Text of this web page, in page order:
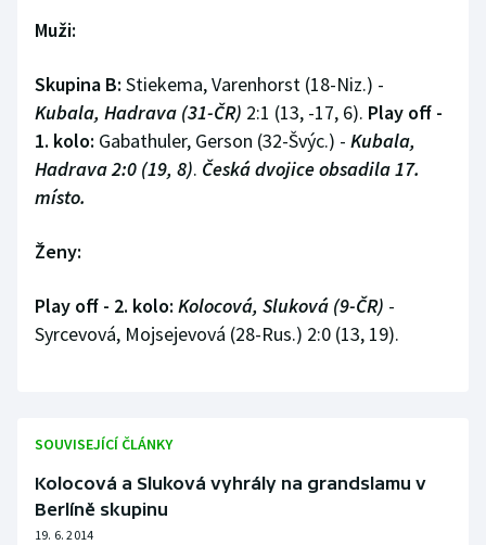
Olympijské hry
Parasport
Plážový volejbal
Ragby
Short track
Sportovní střelba
Muži:
Skupina B: Stiekema, Varenhorst (18-Niz.) -
Kubala, Hadrava (31-ČR) 2:1 (13, -17, 6). Play off -
1. kolo: Gabathuler, Gerson (32-Švýc.) - Kubala,
Hadrava 2:0 (19, 8). Česká dvojice obsadila 17.
místo.
Ženy:
Play off - 2. kolo: Kolocová, Sluková (9-ČR) -
Syrcevová, Mojsejevová (28-Rus.) 2:0 (13, 19).
SOUVISEJÍCÍ ČLÁNKY
Kolocová a Sluková vyhrály na grandslamu v
Berlíně skupinu
19. 6. 2014